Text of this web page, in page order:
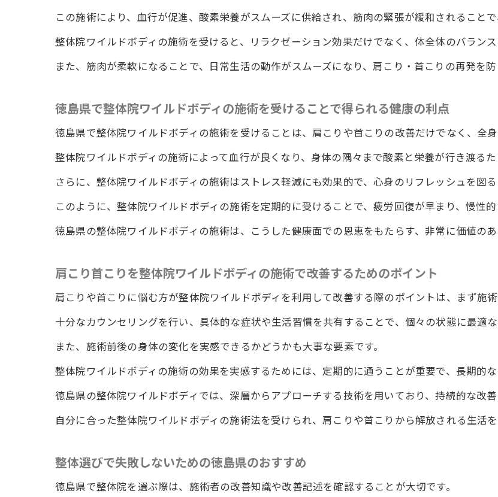
整体院ワイルドボディの施術が肩こり首こり改善に与え
徳島県の整体院ワイルドボディで体感する心地良さの秘
整体院ワイルドボディの施術による肩こり首こり改善後
肩こり首こりに終止符徳島県で体験する整体院ワイルドボデ
肩こり首こりからの解放を実現するワイルドボディの整
整体院ワイルドボディによる肩こり首こり改善の終止符
徳島県の整体院ワイルドボディの施術で肩こり首こりを
肩こり首こりに終止符を打つ整体院ワイルドボディの施
肩こり首こり改善のための整体体験談
肩こり首こり改善を促進する整体の新時代
徳島県の整体院ワイルドボディの施術がもたらすリラッ
肩こり首こりを改善するための新しい整体院ワイルドボ
整体院ワイルドボディで深層からリラックスするための
ワイルドボディで体験する肩こり首こり改善の未来
徳島県の整体院ワイルドボディの施術で肩こり首こりを
整体院ワイルドボディの施術を通じて健康的な生活を手
この施術により、血行が促進、酸素栄養がスムーズに供給され、筋肉の緊張が緩和されることで
整体院ワイルドボディの施術を受けると、リラクゼーション効果だけでなく、体全体のバラン
また、筋肉が柔軟になることで、日常生活の動作がスムーズになり、肩こり・首こりの再発を防
徳島県で整体院ワイルドボディの施術を受けることで得られる健康の利点
徳島県で整体院ワイルドボディの施術を受けることは、肩こりや首こりの改善だけでなく、全
整体院ワイルドボディの施術によって血行が良くなり、身体の隅々まで酸素と栄養が行き渡るた
さらに、整体院ワイルドボディの施術はストレス軽減にも効果的で、心身のリフレッシュを図る
このように、整体院ワイルドボディの施術を定期的に受けることで、疲労回復が早まり、慢性
徳島県の整体院ワイルドボディの施術は、こうした健康面での恩恵をもたらす、非常に価値のあ
肩こり首こりを整体院ワイルドボディの施術で改善するためのポイント
肩こりや首こりに悩む方が整体院ワイルドボディを利用して改善する際のポイントは、まず施術
十分なカウンセリングを行い、具体的な症状や生活習慣を共有することで、個々の状態に最適な
また、施術前後の身体の変化を実感できるかどうかも大事な要素です。
整体院ワイルドボディの施術の効果を実感するためには、定期的に通うことが重要で、長期的な
徳島県の整体院ワイルドボディでは、深層からアプローチする技術を用いており、持続的な改善
自分に合った整体院ワイルドボディの施術法を受けられ、肩こりや首こりから解放される生活を
整体選びで失敗しないための徳島県のおすすめ
徳島県で整体院を選ぶ際は、施術者の改善知識や改善記述を確認することが大切です。